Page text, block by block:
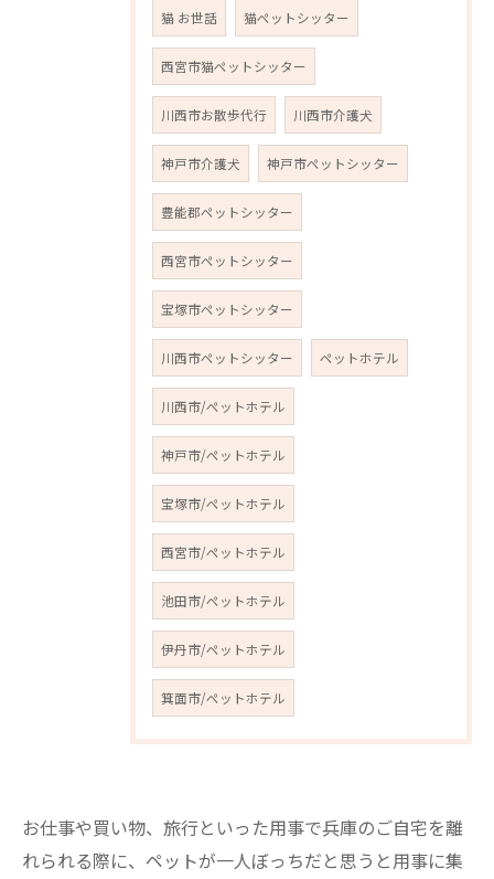
猫 お世話 猫ペットシッター
西宮市猫ペットシッター
川西市お散歩代行 川西市介護犬
神戸市介護犬 神戸市ペットシッター
豊能郡ペットシッター
西宮市ペットシッター
宝塚市ペットシッター
川西市ペットシッター ペットホテル
川西市/ペットホテル
神戸市/ペットホテル
宝塚市/ペットホテル
西宮市/ペットホテル
池田市/ペットホテル
伊丹市/ペットホテル
箕面市/ペットホテル
お仕事や買い物、旅行といった用事で兵庫のご自宅を離
れられる際に、ペットが一人ぼっちだと思うと用事に集